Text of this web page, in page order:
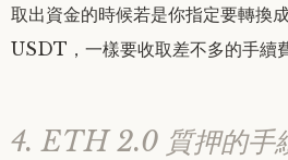
取出資金的時候若是你指定要轉換
USDT，一樣要收取差不多的手續費
4. ETH 2.0 質押的手